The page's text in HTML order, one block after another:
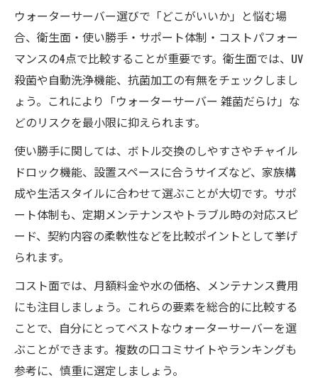
ウォーターサーバー選びで「どこがいいか」と悩む場
合、衛生面・使い勝手・サポート体制・コストパフォー
マンスの4点で比較することが重要です。衛生面では、UV
殺菌や自動洗浄機能、抗菌加工の有無をチェックしまし
ょう。これにより「ウォーターサーバー 雑菌だらけ」な
どのリスクを最小限に抑えられます。
使い勝手に関しては、ボトル交換のしやすさやチャイル
ドロック機能、設置スペースに合うサイズなど、家族構
成や生活スタイルに合わせて選ぶことが大切です。サポ
ート体制も、定期メンテナンスやトラブル時の対応スピ
ード、契約内容の柔軟性などを比較ポイントとして挙げ
られます。
コスト面では、月額料金や水の価格、メンテナンス費用
にも注目しましょう。これらの要素を総合的に比較する
ことで、自分にとってベストなウォーターサーバーを選
ぶことができます。複数の口コミサイトやランキングも
参考に、慎重に選定しましょう。